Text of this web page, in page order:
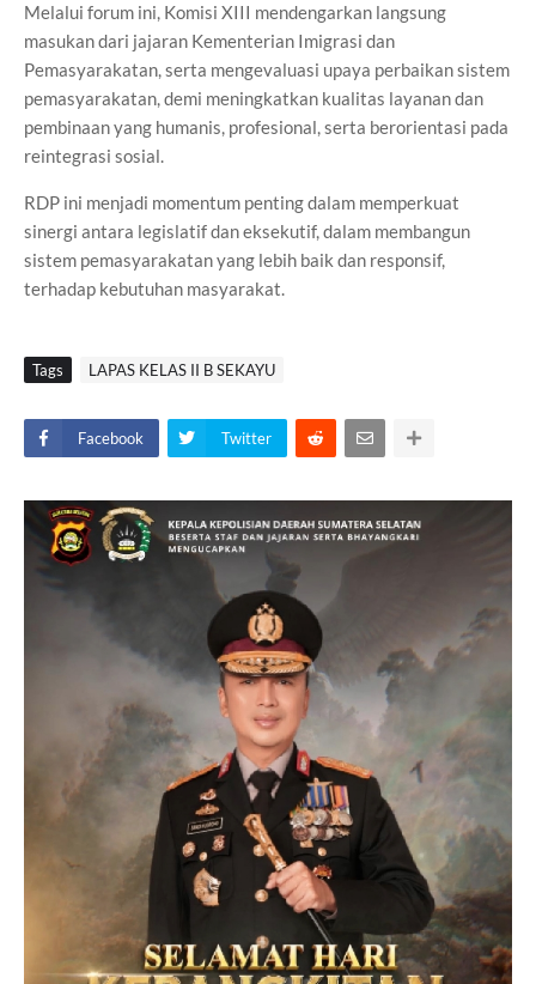
Melalui forum ini, Komisi XIII mendengarkan langsung
masukan dari jajaran Kementerian Imigrasi dan
Pemasyarakatan, serta mengevaluasi upaya perbaikan sistem
pemasyarakatan, demi meningkatkan kualitas layanan dan
pembinaan yang humanis, profesional, serta berorientasi pada
reintegrasi sosial.
RDP ini menjadi momentum penting dalam memperkuat
sinergi antara legislatif dan eksekutif, dalam membangun
sistem pemasyarakatan yang lebih baik dan responsif,
terhadap kebutuhan masyarakat.
Tags LAPAS KELAS II B SEKAYU
Facebook Twitter